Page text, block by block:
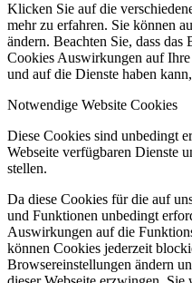
Klicken Sie auf die
mehr zu erfahren. Sie können
ändern. Beachten Sie, dass
Cookies Auswirkungen auf
und auf die Dienste haben
Notwendige Website Cookies
Diese Cookies sind unbedingt
Webseite verfügbaren Dienste
stellen.
Da diese Cookies für die auf
und Funktionen unbedingt
Auswirkungen auf die
können Cookies jederzeit
Browsereinstellungen ändern